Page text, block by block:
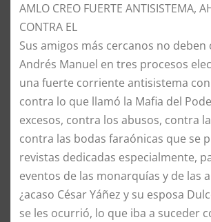
AMLO CREO FUERTE ANTISISTEMA,
CONTRA EL
Sus amigos más cercanos no deben
Andrés Manuel en tres procesos
una fuerte corriente antisistema
contra lo que llamó la Mafia del
excesos, contra los abusos, contra
contra las bodas faraónicas que se
revistas dedicadas especialmente,
eventos de las monarquías y de las
¿acaso César Yáñez y su esposa
se les ocurrió, lo que iba a suceder